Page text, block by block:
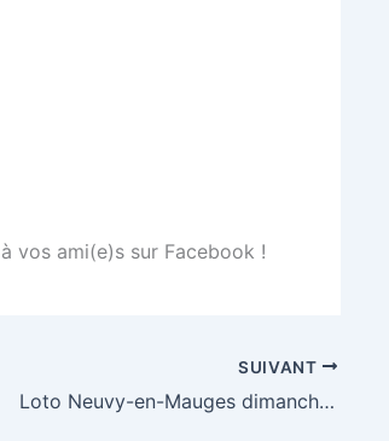
vos ami(e)s sur Facebook !
SUIVANT
Loto Neuvy-en-Mauges dimanche 13 mars 2011